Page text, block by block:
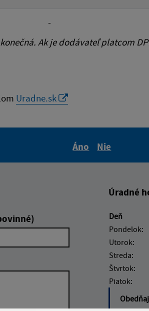
-
Ak je dodávateľ platcom
Uradne.sk
Áno
Nie
Úradné
Deň
Pondelok:
Utorok:
Streda:
Štvrtok:
Piatok: